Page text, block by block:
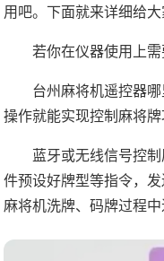
用吧。下面就来详细给
若你在仪器使用上
台州麻将机遥控器
操作就能实现控制麻将牌
蓝牙或无线信号控
件预设好牌型等指令，
麻将机洗牌、码牌过程中